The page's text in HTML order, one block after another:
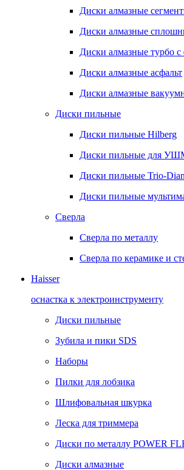
Диски алмазные
Диски алмазные
Диски алмазные турбо
Диски алмазные асфальт
Диски алмазные
Диски пильные
Диски пильные Hilberg
Диски пильные для
Диски пильные Trio-
Диски пильные
Сверла
Сверла по металлу
Сверла по керамике и
Haisser
оснастка к электроинструменту
Диски пильные
Зубила и пики SDS
Наборы
Пилки для лобзика
Шлифовальная шкурка
Леска для триммера
Диски по металлу POWER
Диски алмазные